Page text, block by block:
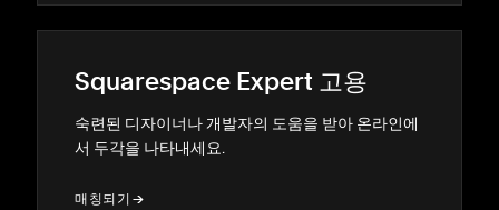
Squarespace Expert 고용
숙련된 디자이너나 개발자의 도움을 받아 온라인에
서 두각을 나타내세요.
매칭되기 →
→